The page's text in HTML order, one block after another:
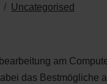
Uncategorised
am
das Bestmögliche